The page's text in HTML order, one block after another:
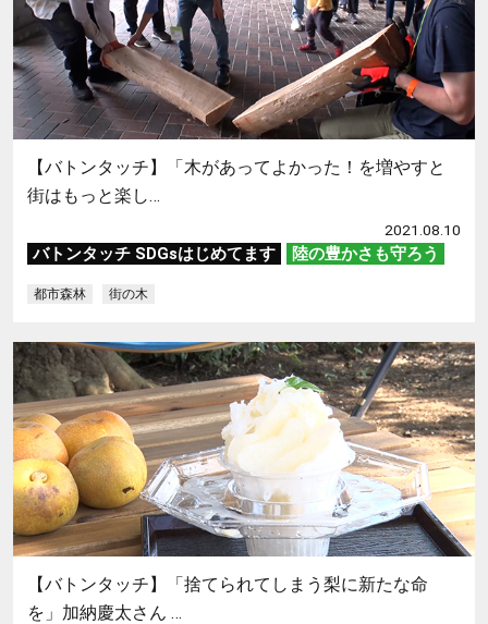
【バトンタッチ】「木があってよかった！を増やすと
街はもっと楽し…
2021.08.10
バトンタッチ SDGsはじめてます 陸の豊かさも守ろう
都市森林 街の木
【バトンタッチ】「捨てられてしまう梨に新たな命
を」加納慶太さん …